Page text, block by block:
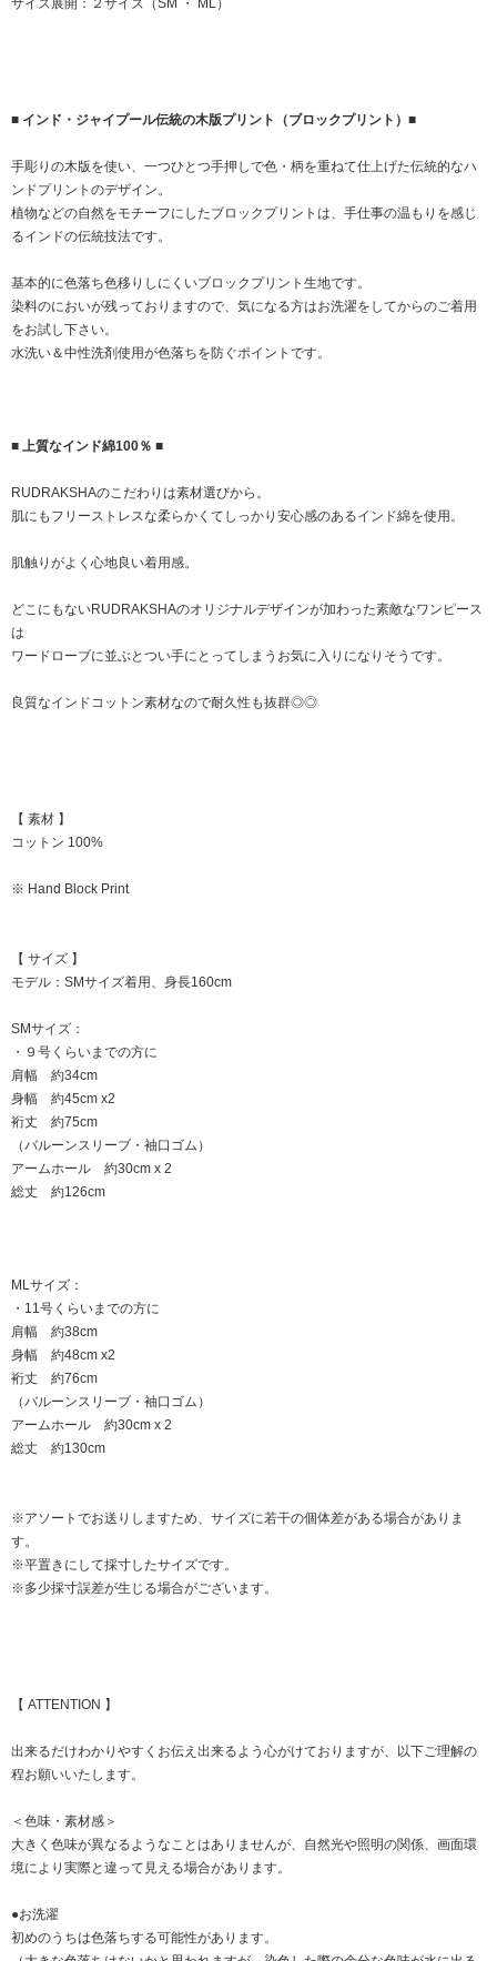
サイズ展開：２サイズ（SM ・ ML）
■ インド・ジャイプール伝統の木版プリント（ブロックプリント）■
手彫りの木版を使い、一つひとつ手押しで色・柄を重ねて仕上げた伝統的なハ
ンドプリントのデザイン。
植物などの自然をモチーフにしたブロックプリントは、手仕事の温もりを感じ
るインドの伝統技法です。
基本的に色落ち色移りしにくいブロックプリント生地です。
染料のにおいが残っておりますので、気になる方はお洗濯をしてからのご着用
をお試し下さい。
水洗い＆中性洗剤使用が色落ちを防ぐポイントです。
■ 上質なインド綿100％ ■
RUDRAKSHAのこだわりは素材選びから。
肌にもフリーストレスな柔らかくてしっかり安心感のあるインド綿を使用。
肌触りがよく心地良い着用感。
どこにもないRUDRAKSHAのオリジナルデザインが加わった素敵なワンピース
は
ワードローブに並ぶとつい手にとってしまうお気に入りになりそうです。
良質なインドコットン素材なので耐久性も抜群◎◎
【 素材 】
コットン 100%
※ Hand Block Print
【 サイズ 】
モデル：SMサイズ着用、身長160cm
SMサイズ：
・９号くらいまでの方に
肩幅 約34cm
身幅 約45cm x2
裄丈 約75cm
（バルーンスリーブ・袖口ゴム）
アームホール 約30cm x 2
総丈 約126cm
MLサイズ：
・11号くらいまでの方に
肩幅 約38cm
身幅 約48cm x2
裄丈 約76cm
（バルーンスリーブ・袖口ゴム）
アームホール 約30cm x 2
総丈 約130cm
※アソートでお送りしますため、サイズに若干の個体差がある場合がありま
す。
※平置きにして採寸したサイズです。
※多少採寸誤差が生じる場合がございます。
【 ATTENTION 】
出来るだけわかりやすくお伝え出来るよう心がけておりますが、以下ご理解の
程お願いいたします。
＜色味・素材感＞
大きく色味が異なるようなことはありませんが、自然光や照明の関係、画面環
境により実際と違って見える場合があります。
●お洗濯
初めのうちは色落ちする可能性があります。